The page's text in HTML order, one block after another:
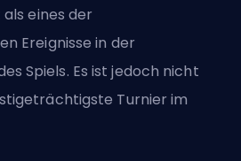
eines der
Ereignisse in der
Spiels. Es ist jedoch nicht
Turnier im